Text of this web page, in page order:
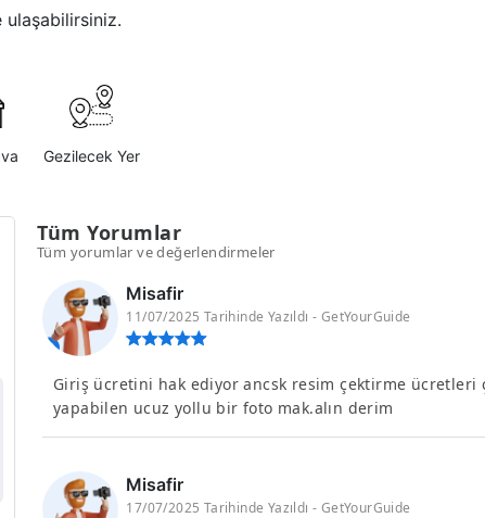
ulaşabilirsiniz.
Gezilecek Yer
Tüm Yorumlar
Tüm yorumlar ve değerlendirmeler
Misafir
11/07/2025 Tarihinde Yazıldı - GetYourGuide
Giriş ücretini hak ediyor ancsk resim çektirme ücretleri
yapabilen ucuz yollu bir foto mak.alın derim
Misafir
17/07/2025 Tarihinde Yazıldı - GetYourGuide